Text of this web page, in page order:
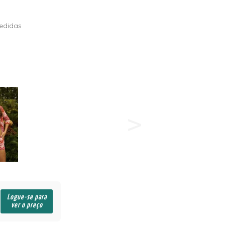
Logue-se para
ver o preço